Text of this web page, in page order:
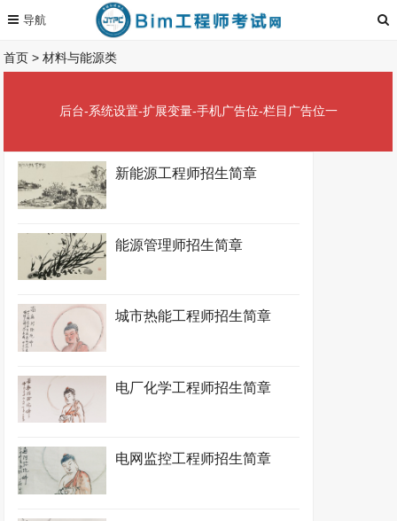
首页 >材料与能源类
后台-系统设置-扩展变量-手机广告位-栏目广告位一
新能源工程师招生简章
能源管理师招生简章
城市热能工程师招生简章
电厂化学工程师招生简章
电网监控工程师招生简章